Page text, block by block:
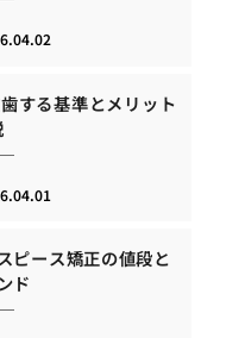
する基準とメリット
ピース矯正の値段と
ド